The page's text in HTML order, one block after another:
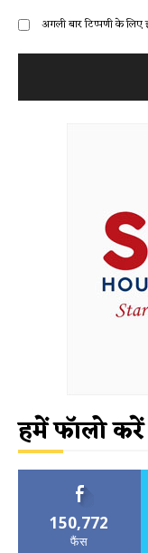
अगली बार टिप्पणी के
हमें फॉलो करें
150,772
फैंस